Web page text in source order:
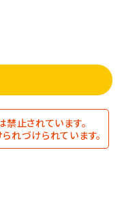
止されています。
れづけられています。